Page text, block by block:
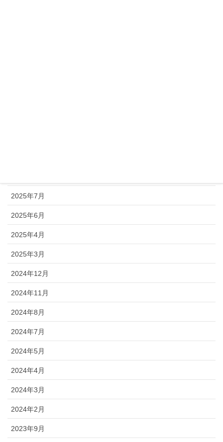
2025年7月
2025年6月
2025年4月
2025年3月
2024年12月
2024年11月
2024年8月
2024年7月
2024年5月
2024年4月
2024年3月
2024年2月
2023年9月